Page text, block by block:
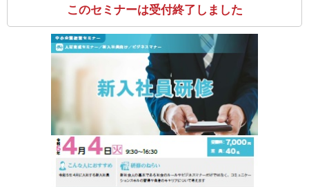
キャンセルポリシー・開催ポリシー
メールマガジン
このセミナーは受付終了しました